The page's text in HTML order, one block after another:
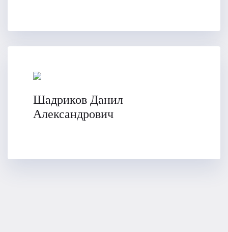
Шадриков Данил
Александрович